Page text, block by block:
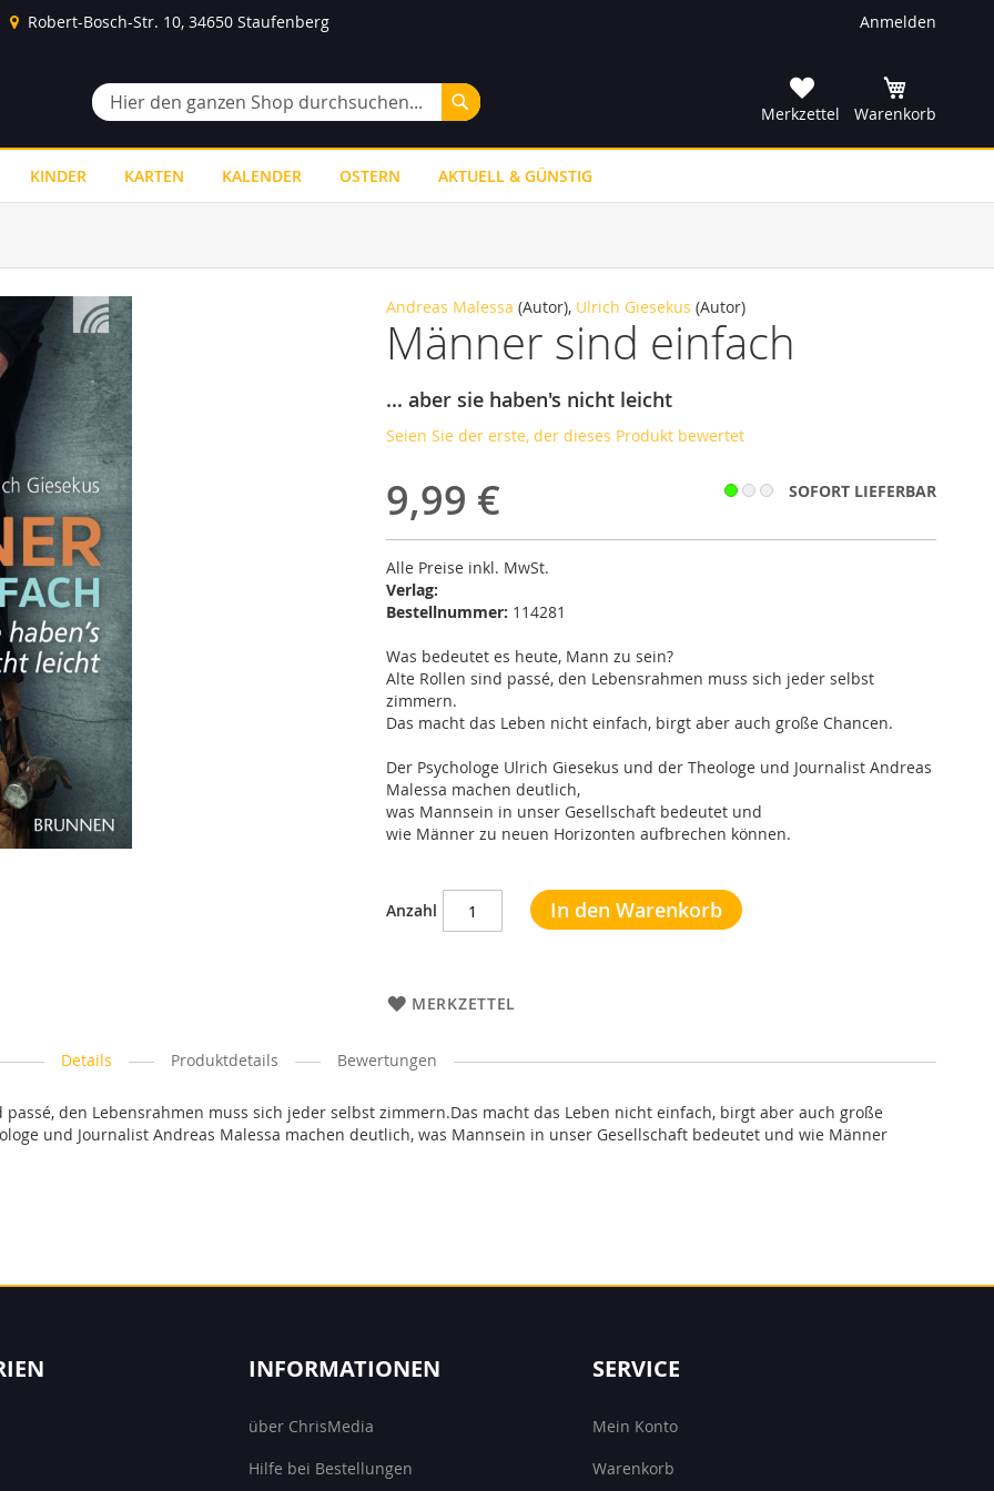
Anmelden
Robert-Bosch-Str. 10, 34650 Staufenberg
Suche
Suche
Merkzettel
Warenkorb
KINDER KARTEN KALENDER OSTERN AKTUELL & GÜNSTIG
Andreas Malessa (Autor), Ulrich Giesekus (Autor)
Männer sind einfach
... aber sie haben's nicht leicht
Seien Sie der erste, der dieses Produkt bewertet
9,99 € SOFORT LIEFERBAR
Alle Preise inkl. MwSt.
Verlag:
Bestellnummer: 114281
Was bedeutet es heute, Mann zu sein?
Alte Rollen sind passé, den Lebensrahmen muss sich jeder selbst
zimmern.
Das macht das Leben nicht einfach, birgt aber auch große Chancen.
Der Psychologe Ulrich Giesekus und der Theologe und Journalist Andreas
Malessa machen deutlich,
was Mannsein in unser Gesellschaft bedeutet und
wie Männer zu neuen Horizonten aufbrechen können.
Anzahl In den Warenkorb
MERKZETTEL
Details
den Lebensrahmen muss sich jeder selbst zimmern.Das macht das Leben nicht einfach, birgt aber auch große
und Journalist Andreas Malessa machen deutlich, was Mannsein in unser Gesellschaft bedeutet und wie Männer
Produktdetails Bewertungen
INFORMATIONEN
über ChrisMedia
Hilfe bei Bestellungen
SERVICE
Mein Konto
Warenkorb